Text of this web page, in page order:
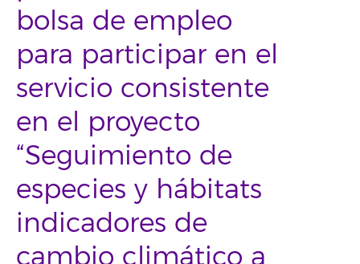
bolsa de empleo
para participar en el
servicio consistente
en el proyecto
“Seguimiento de
especies y hábitats
indicadores de
cambio climático a